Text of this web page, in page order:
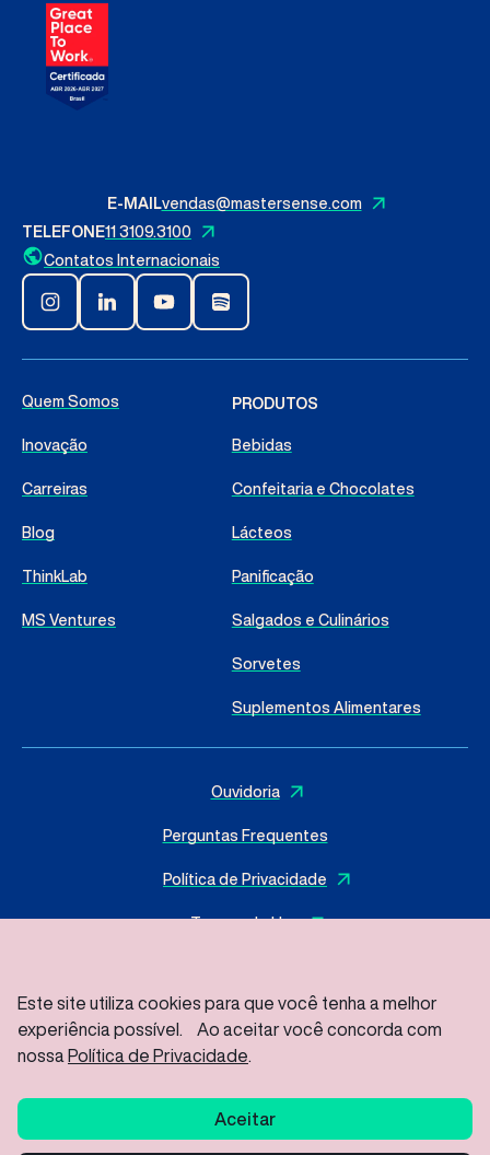
E-MAILvendas@mastersense.com
TELEFONE11 3109.3100
Contatos Internacionais
Quem Somos
Inovação
Carreiras
Blog
ThinkLab
MS Ventures
PRODUTOS
Bebidas
Confeitaria e Chocolates
Lácteos
Panificação
Salgados e Culinários
Sorvetes
Suplementos Alimentares
Ouvidoria
Perguntas Frequentes
Política de Privacidade
Termos de Uso
© 2025 I MasterSense ing. Alim. L.tda– Todos os direitos
reservados
Gleba A2C – Distrito Industrial Jundiaí – SP/ CEP: 13213-086
Este site utiliza cookies para que você tenha a melhor
experiência possível. Ao aceitar você concorda com
nossa Política de Privacidade
Aceitar